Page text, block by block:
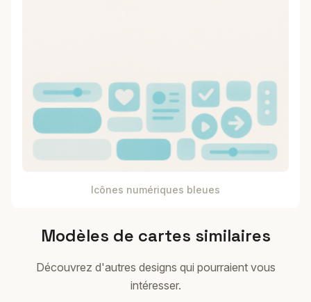
Icônes numériques bleues
Modèles de cartes similaires
Découvrez d'autres designs qui pourraient vous
intéresser.